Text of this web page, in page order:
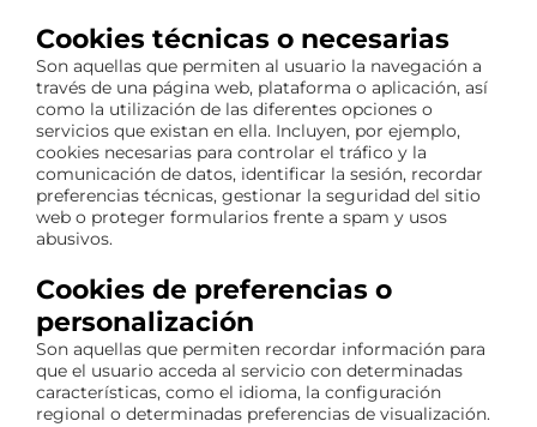
Cookies técnicas o necesarias
Son aquellas que permiten al usuario la navegación a
través de una página web, plataforma o aplicación, así
como la utilización de las diferentes opciones o
servicios que existan en ella. Incluyen, por ejemplo,
cookies necesarias para controlar el tráfico y la
comunicación de datos, identificar la sesión, recordar
preferencias técnicas, gestionar la seguridad del sitio
web o proteger formularios frente a spam y usos
abusivos.
Cookies de preferencias o
personalización
Son aquellas que permiten recordar información para
que el usuario acceda al servicio con determinadas
características, como el idioma, la configuración
regional o determinadas preferencias de visualización.